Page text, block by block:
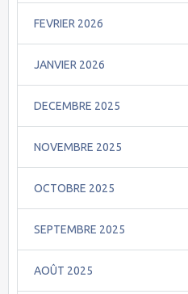
FEVRIER 2026
JANVIER 2026
DECEMBRE 2025
NOVEMBRE 2025
OCTOBRE 2025
SEPTEMBRE 2025
AOÛT 2025